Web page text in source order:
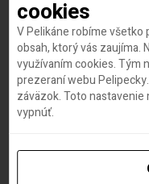
COVID-
USA a
cookies
V Pelikáne robíme všetko
obsah, ktorý vás zaujíma.
využívaním cookies. Tým
prezeraní webu
záväzok. Toto
vypnúť.